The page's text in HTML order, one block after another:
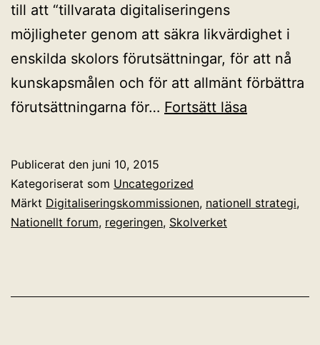
till att “tillvarata digitaliseringens
möjligheter genom att säkra likvärdighet i
enskilda skolors förutsättningar, för att nå
kunskapsmålen och för att allmänt förbättra
förutsättningarna för… Fortsätt läsa
skolans
Publicerat den juni 10, 2015
Kategoriserat som Uncategorized
Märkt Digitaliseringskommissionen, nationell strategi,
Nationellt forum, regeringen, Skolverket